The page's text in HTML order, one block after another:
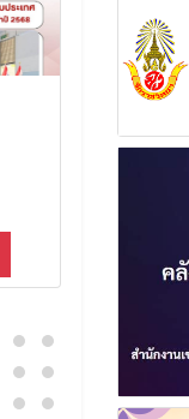
พุทธศัก
23